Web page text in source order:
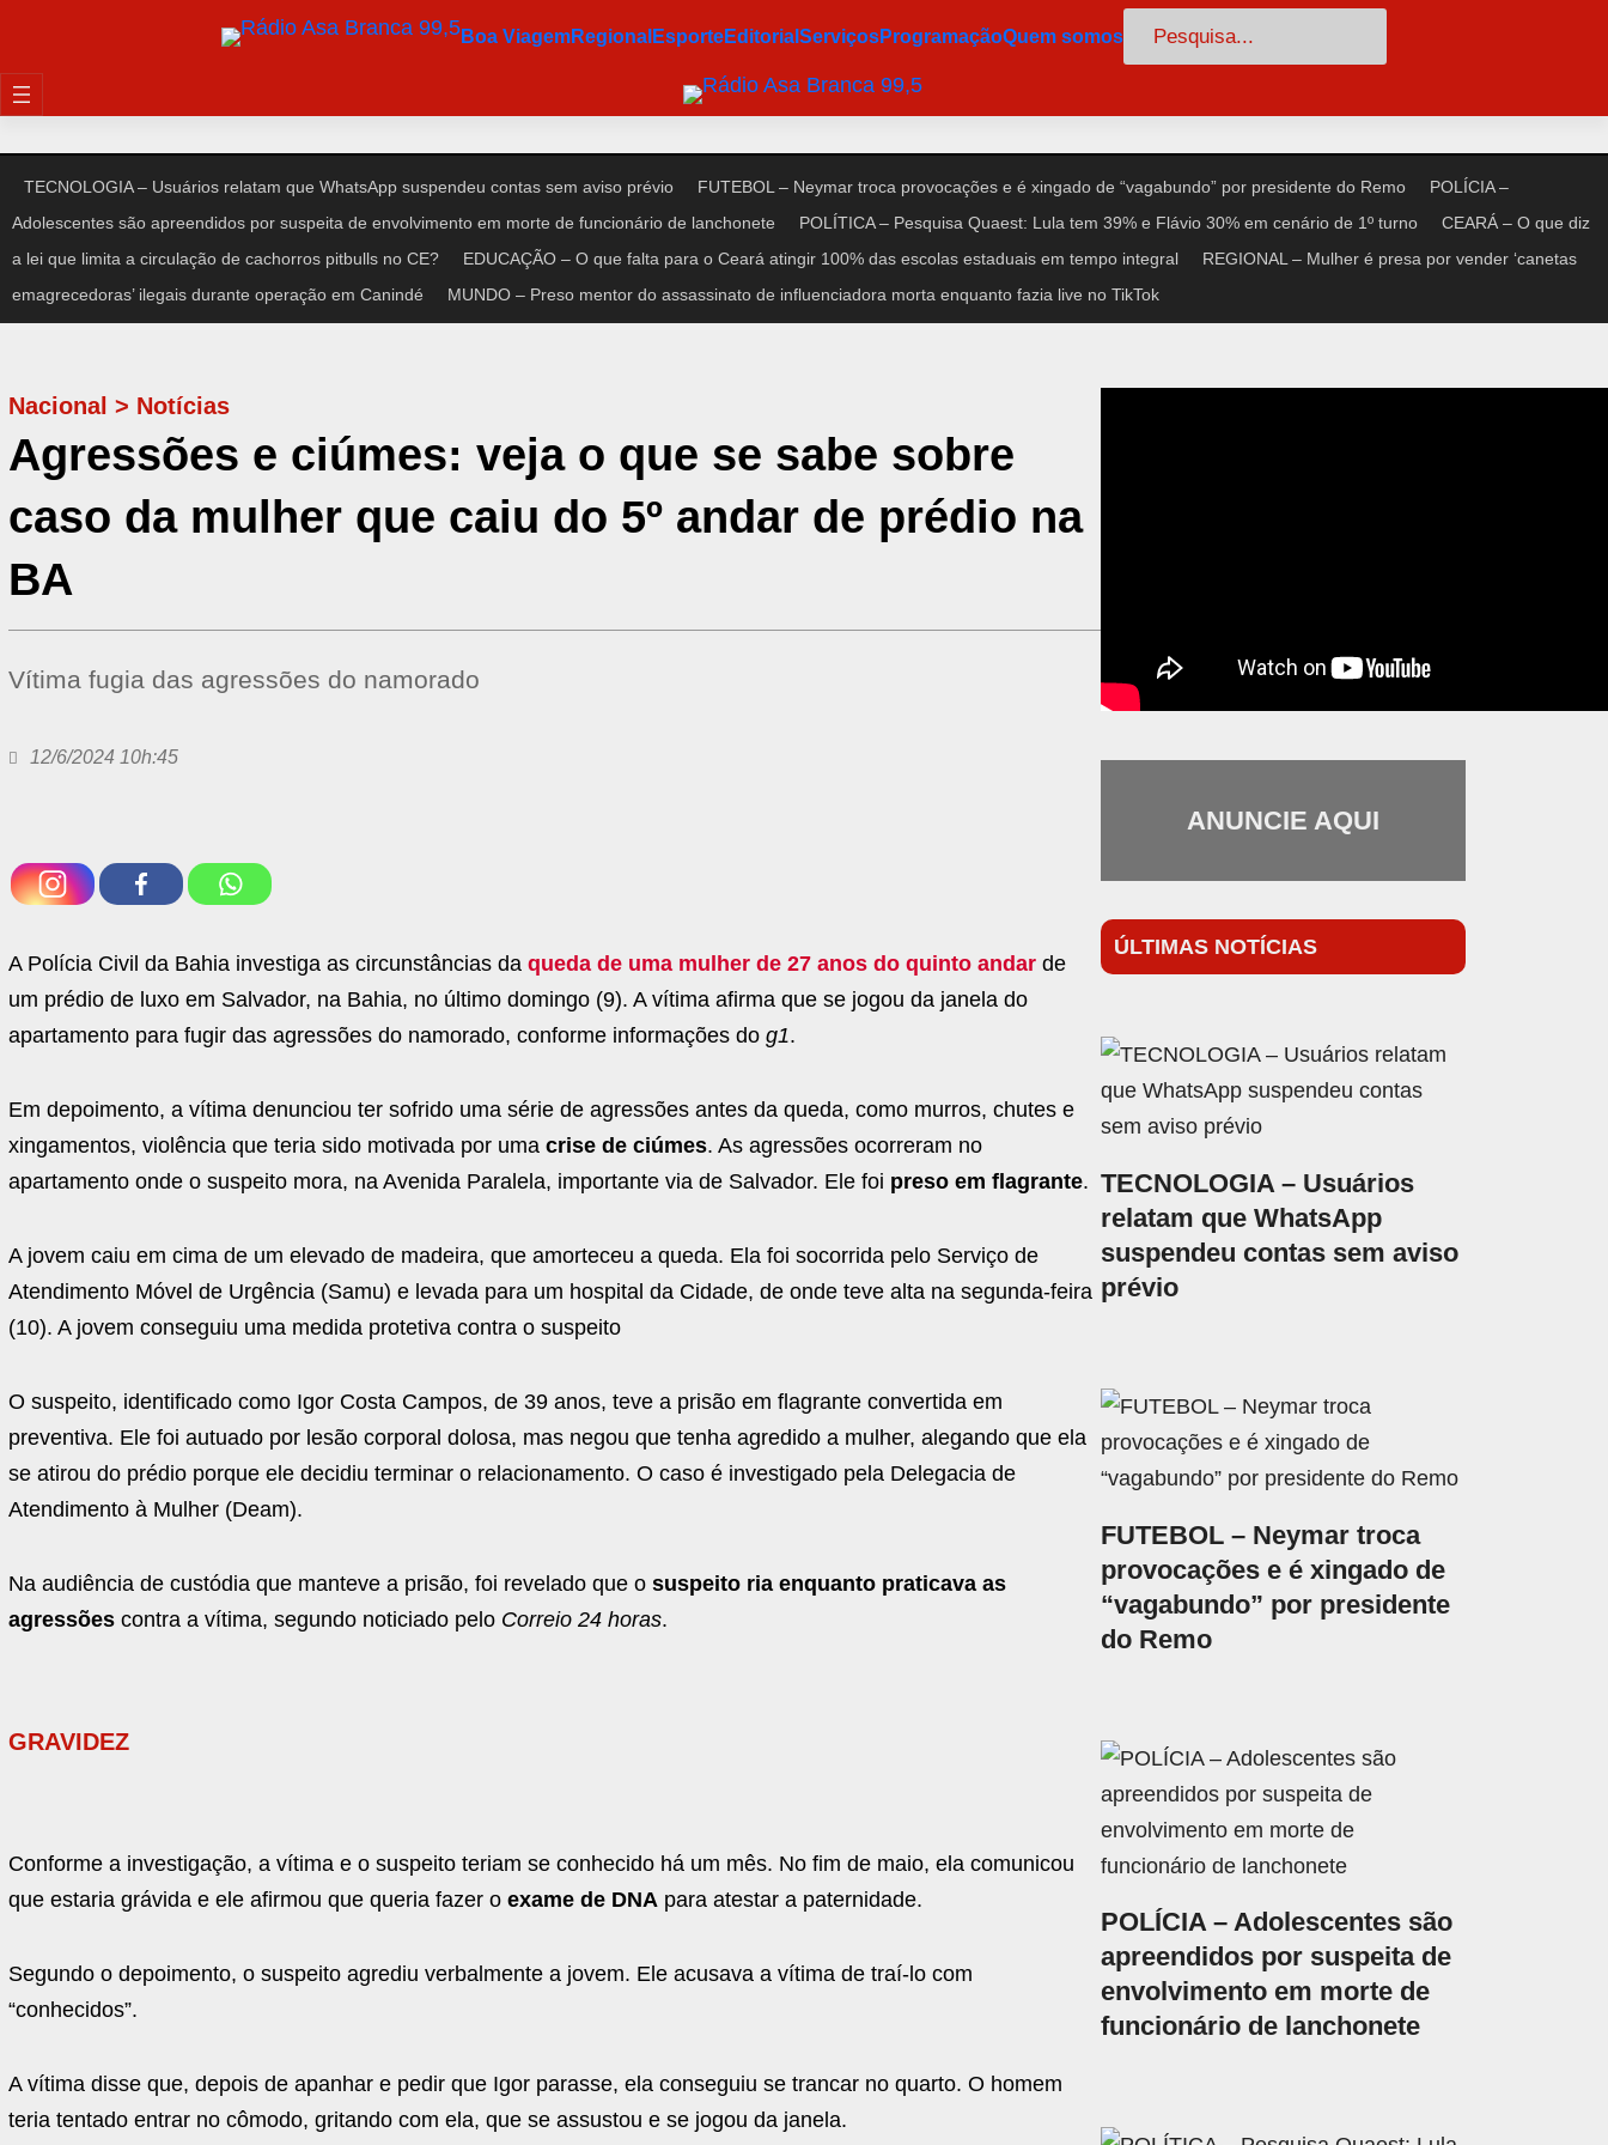
Boa ViagemRegional EsporteEditorial ServiçosProgramaçãoQuem somos Pesquisar
TECNOLOGIA – Usuários relatam que WhatsApp suspendeu contas sem aviso prévio FUTEBOL – Neymar troca provocações e é xingado de “vagabundo” por presidente do Remo
POLÍCIA –
Adolescentes são apreendidos por suspeita de envolvimento em morte de funcionário de lanchonete
POLÍTICA – Pesquisa Quaest: Lula tem 39% e Flávio 30% em cenário de 1º turno
CEARÁ – O que diz
a lei que limita a circulação de cachorros pitbulls no CE?
EDUCAÇÃO – O que falta para o Ceará atingir 100% das escolas estaduais em tempo integral
REGIONAL – Mulher é presa por vender ‘canetas
emagrecedoras’ ilegais durante operação em Canindé
MUNDO – Preso mentor do assassinato de influenciadora morta enquanto fazia live no TikTok
Nacional > Notícias
Agressões e ciúmes: veja o que se sabe sobre
caso da mulher que caiu do 5º andar de prédio na
BA
Vítima fugia das agressões do namorado
12/6/2024 10h:45
A Polícia Civil da Bahia investiga as circunstâncias da queda de uma mulher de 27 anos do quinto andar de
um prédio de luxo em Salvador, na Bahia, no último domingo (9). A vítima afirma que se jogou da janela do
apartamento para fugir das agressões do namorado, conforme informações dog1.
Em depoimento, a vítima denunciou ter sofrido uma série de agressões antes da queda, como murros, chutes e
xingamentos, violência que teria sido motivada por umacrise de ciúmes. As agressões ocorreram no
apartamento onde o suspeito mora, na Avenida Paralela, importante via de Salvador. Ele foi preso em flagrante.
A jovem caiu em cima de um elevado de madeira, que amorteceu a queda. Ela foi socorrida pelo Serviço de
Atendimento Móvel de Urgência (Samu) e levada para um hospital da Cidade, de onde teve alta na segunda-feira
(10). A jovem conseguiu uma medida protetiva contra o suspeito
O suspeito, identificado como Igor Costa Campos, de 39 anos, teve a prisão em flagrante convertida em
preventiva. Ele foi autuado por lesão corporal dolosa, mas negou que tenha agredido a mulher, alegando que ela
se atirou do prédio porque ele decidiu terminar o relacionamento. O caso é investigado pela Delegacia de
Atendimento à Mulher (Deam).
Na audiência de custódia que manteve a prisão, foi revelado que osuspeito ria enquanto praticava as
agressões contra a vítima, segundo noticiado pelo Correio 24 horas.
GRAVIDEZ
Conforme a investigação, a vítima e o suspeito teriam se conhecido há um mês. No fim de maio, ela comunicou
que estaria grávida e ele afirmou que queria fazer oexame de DNA para atestar a paternidade.
Segundo o depoimento, o suspeito agrediu verbalmente a jovem. Ele acusava a vítima de traí-lo com
“conhecidos”.
A vítima disse que, depois de apanhar e pedir que Igor parasse, ela conseguiu se trancar no quarto. O homem
teria tentado entrar no cômodo, gritando com ela, que se assustou e se jogou da janela.
ANUNCIE AQUI
ÚLTIMAS NOTÍCIAS
TECNOLOGIA – Usuários
relatam que WhatsApp
suspendeu contas sem aviso
prévio
FUTEBOL – Neymar troca
provocações e é xingado de
“vagabundo” por presidente
do Remo
POLÍCIA – Adolescentes são
apreendidos por suspeita de
envolvimento em morte de
funcionário de lanchonete